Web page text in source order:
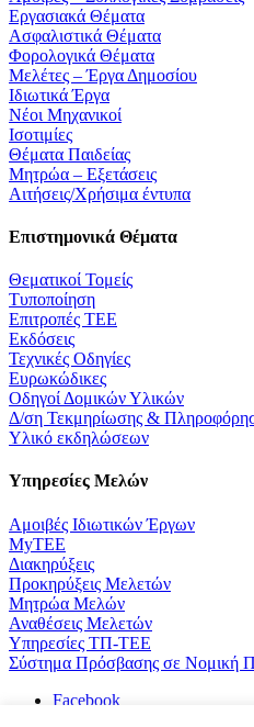
Εργασιακά Θέματα
Ασφαλιστικά Θέματα
Φορολογικά Θέματα
Μελέτες – Έργα Δημοσίου
Ιδιωτικά Έργα
Νέοι Μηχανικοί
Ισοτιμίες
Θέματα Παιδείας
Μητρώα – Εξετάσεις
Αιτήσεις/Χρήσιμα έντυπα
Επιστημονικά Θέματα
Θεματικοί Τομείς
Τυποποίηση
Επιτροπές ΤΕΕ
Εκδόσεις
Τεχνικές Οδηγίες
Ευρωκώδικες
Οδηγοί Δομικών Υλικών
Δ/ση Τεκμηρίωσης &
Υλικό εκδηλώσεων
Υπηρεσίες Μελών
Αμοιβές Ιδιωτικών Έργων
MyTEE
Διακηρύξεις
Προκηρύξεις Μελετών
Μητρώα Μελών
Αναθέσεις Μελετών
Υπηρεσίες ΤΠ-ΤΕΕ
Σύστημα Πρόσβασης σε Νομική
Facebook